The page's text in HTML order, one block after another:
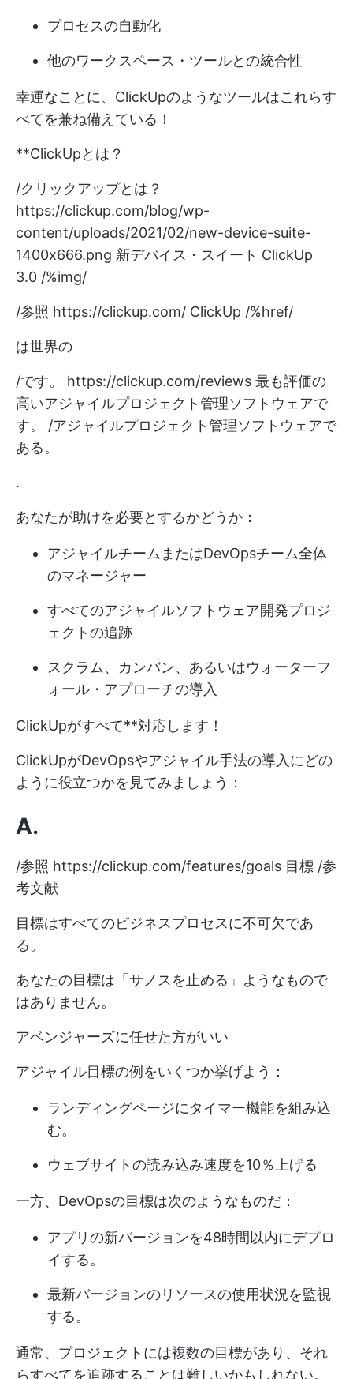
プロセスの自動化
他のワークスペース・ツールとの統合性
幸運なことに、ClickUpのようなツールはこれらす
べてを兼ね備えている！
**ClickUpとは？
/クリックアップとは？
https://clickup.com/blog/wp-
content/uploads/2021/02/new-device-suite-
1400x666.png 新デバイス・スイート ClickUp
3.0 /%img/
/参照 https://clickup.com/ ClickUp /%href/
は世界の
/です。 https://clickup.com/reviews 最も評価の
高いアジャイルプロジェクト管理ソフトウェアで
す。 /アジャイルプロジェクト管理ソフトウェアで
ある。
.
あなたが助けを必要とするかどうか：
アジャイルチームまたはDevOpsチーム全体
のマネージャー
すべてのアジャイルソフトウェア開発プロジ
ェクトの追跡
スクラム、カンバン、あるいはウォーターフ
ォール・アプローチの導入
ClickUpがすべて**対応します！
ClickUpがDevOpsやアジャイル手法の導入にどの
ように役立つかを見てみましょう：
A.
/参照 https://clickup.com/features/goals 目標 /参
考文献
目標はすべてのビジネスプロセスに不可欠であ
る。
あなたの目標は「サノスを止める」ようなもので
はありません。
アベンジャーズに任せた方がいい
アジャイル目標の例をいくつか挙げよう：
ランディングページにタイマー機能を組み込
む。
ウェブサイトの読み込み速度を10％上げる
一方、DevOpsの目標は次のようなものだ：
アプリの新バージョンを48時間以内にデプロ
イする。
最新バージョンのリソースの使用状況を監視
する。
通常、プロジェクトには複数の目標があり、それ
らすべてを追跡することは難しいかもしれない。